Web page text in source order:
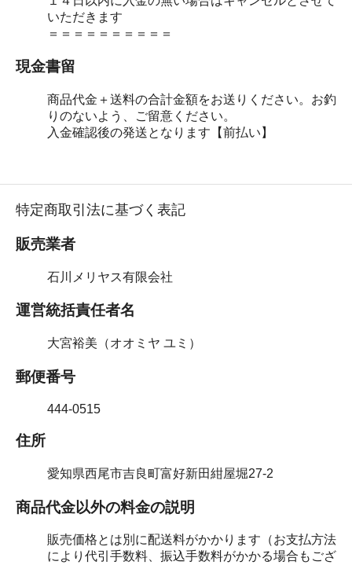
いただきます
＝＝＝＝＝＝＝＝＝＝
現金書留
商品代金＋送料の合計金額をお送りください。お釣
りのないよう、ご留意ください。
入金確認後の発送となります【前払い】
特定商取引法に基づく表記
販売業者
石川メリヤス有限会社
運営統括責任者名
大宮裕美（オオミヤ ユミ）
郵便番号
444-0515
住所
愛知県西尾市吉良町富好新田紺屋堀27-2
商品代金以外の料金の説明
販売価格とは別に配送料がかかります（お支払方法
により代引手数料、振込手数料がかかる場合もござ